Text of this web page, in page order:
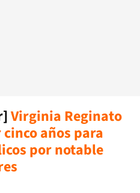
Virginia Reginato
años para
por notable